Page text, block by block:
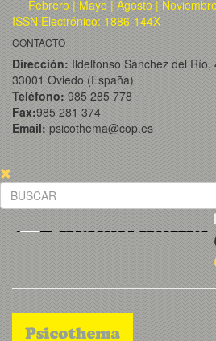
Febrero | Mayo | Agosto |
ISSN Electrónico: 1886-144X
CONTACTO
Dirección: Ildelfonso Sánchez del Río,
33001 Oviedo (España)
Teléfono: 985 285 778
Fax:985 281 374
Email: psicothema@cop.es